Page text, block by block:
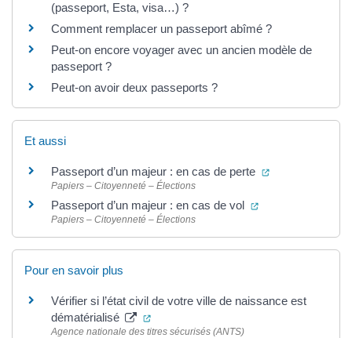
(passeport, Esta, visa…) ?
Comment remplacer un passeport abîmé ?
Peut-on encore voyager avec un ancien modèle de
passeport ?
Peut-on avoir deux passeports ?
Et aussi
Passeport d’un majeur : en cas de perte (ouverture
Papiers – Citoyenneté – Élections
Passeport d’un majeur : en cas de vol (ouverture dans
Papiers – Citoyenneté – Élections
Pour en savoir plus
Vérifier si l’état civil de votre ville de naissance est
dématérialisé
(ouverture dans un nouvel onglet)
Agence nationale des titres sécurisés (ANTS)